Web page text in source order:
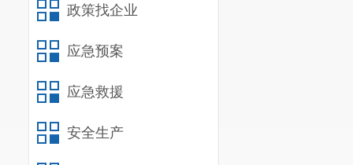
政策找企业
应急预案
应急救援
安全生产